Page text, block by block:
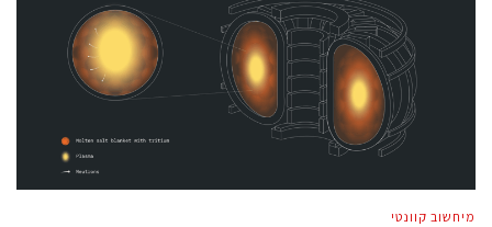
מיחשוב קוונטי